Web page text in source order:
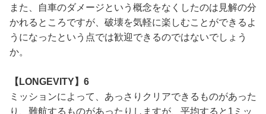
また、自車のダメージという概念をなくしたのは見解の分
かれるところですが、破壊を気軽に楽しむことができるよ
うになったという点では歓迎できるのではないでしょう
か。
【LONGEVITY】6
ミッションによって、あっさりクリアできるものがあった
り、難航するものがあったりしますが、平均すると1ミッ